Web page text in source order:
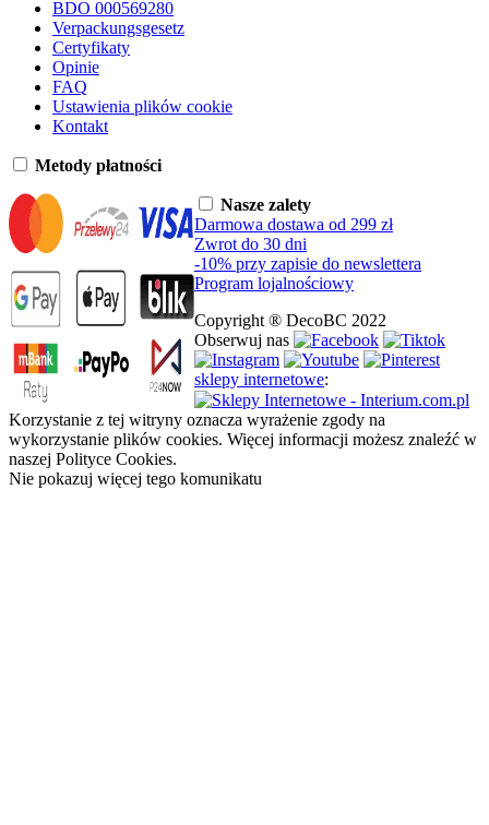
BDO 000569280
Verpackungsgesetz
Certyfikaty
Opinie
FAQ
Ustawienia plików cookie
Kontakt
Metody płatności
Nasze zalety
Darmowa dostawa od 299 zł
Zwrot do 30 dni
-10% przy zapisie do newslettera
Program lojalnościowy
Copyright ® DecoBC 2022
Obserwuj nas
sklepy internetowe:
Korzystanie z tej witryny oznacza wyrażenie zgody na
wykorzystanie plików cookies. Więcej informacji możesz znaleźć w
naszej Polityce Cookies.
Nie pokazuj więcej tego komunikatu